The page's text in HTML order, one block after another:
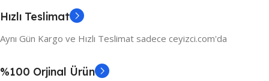
Hızlı Teslimat
Aynı Gün Kargo ve Hızlı Teslimat sadece ceyizci.com'da
%100 Orjinal Ürün